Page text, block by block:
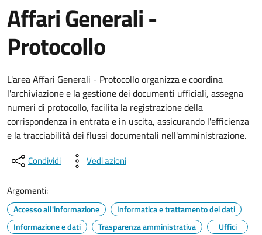
Affari Generali -
Protocollo
L'area Affari Generali - Protocollo organizza e coordina
l'archiviazione e la gestione dei documenti ufficiali, assegna
numeri di protocollo, facilita la registrazione della
corrispondenza in entrata e in uscita, assicurando l'efficienza
e la tracciabilità dei flussi documentali nell'amministrazione.
Condividi Vedi azioni
Argomenti:
Accesso all'informazione
Informatica e trattamento dei dati
Informazione e dati
Trasparenza amministrativa Uffici